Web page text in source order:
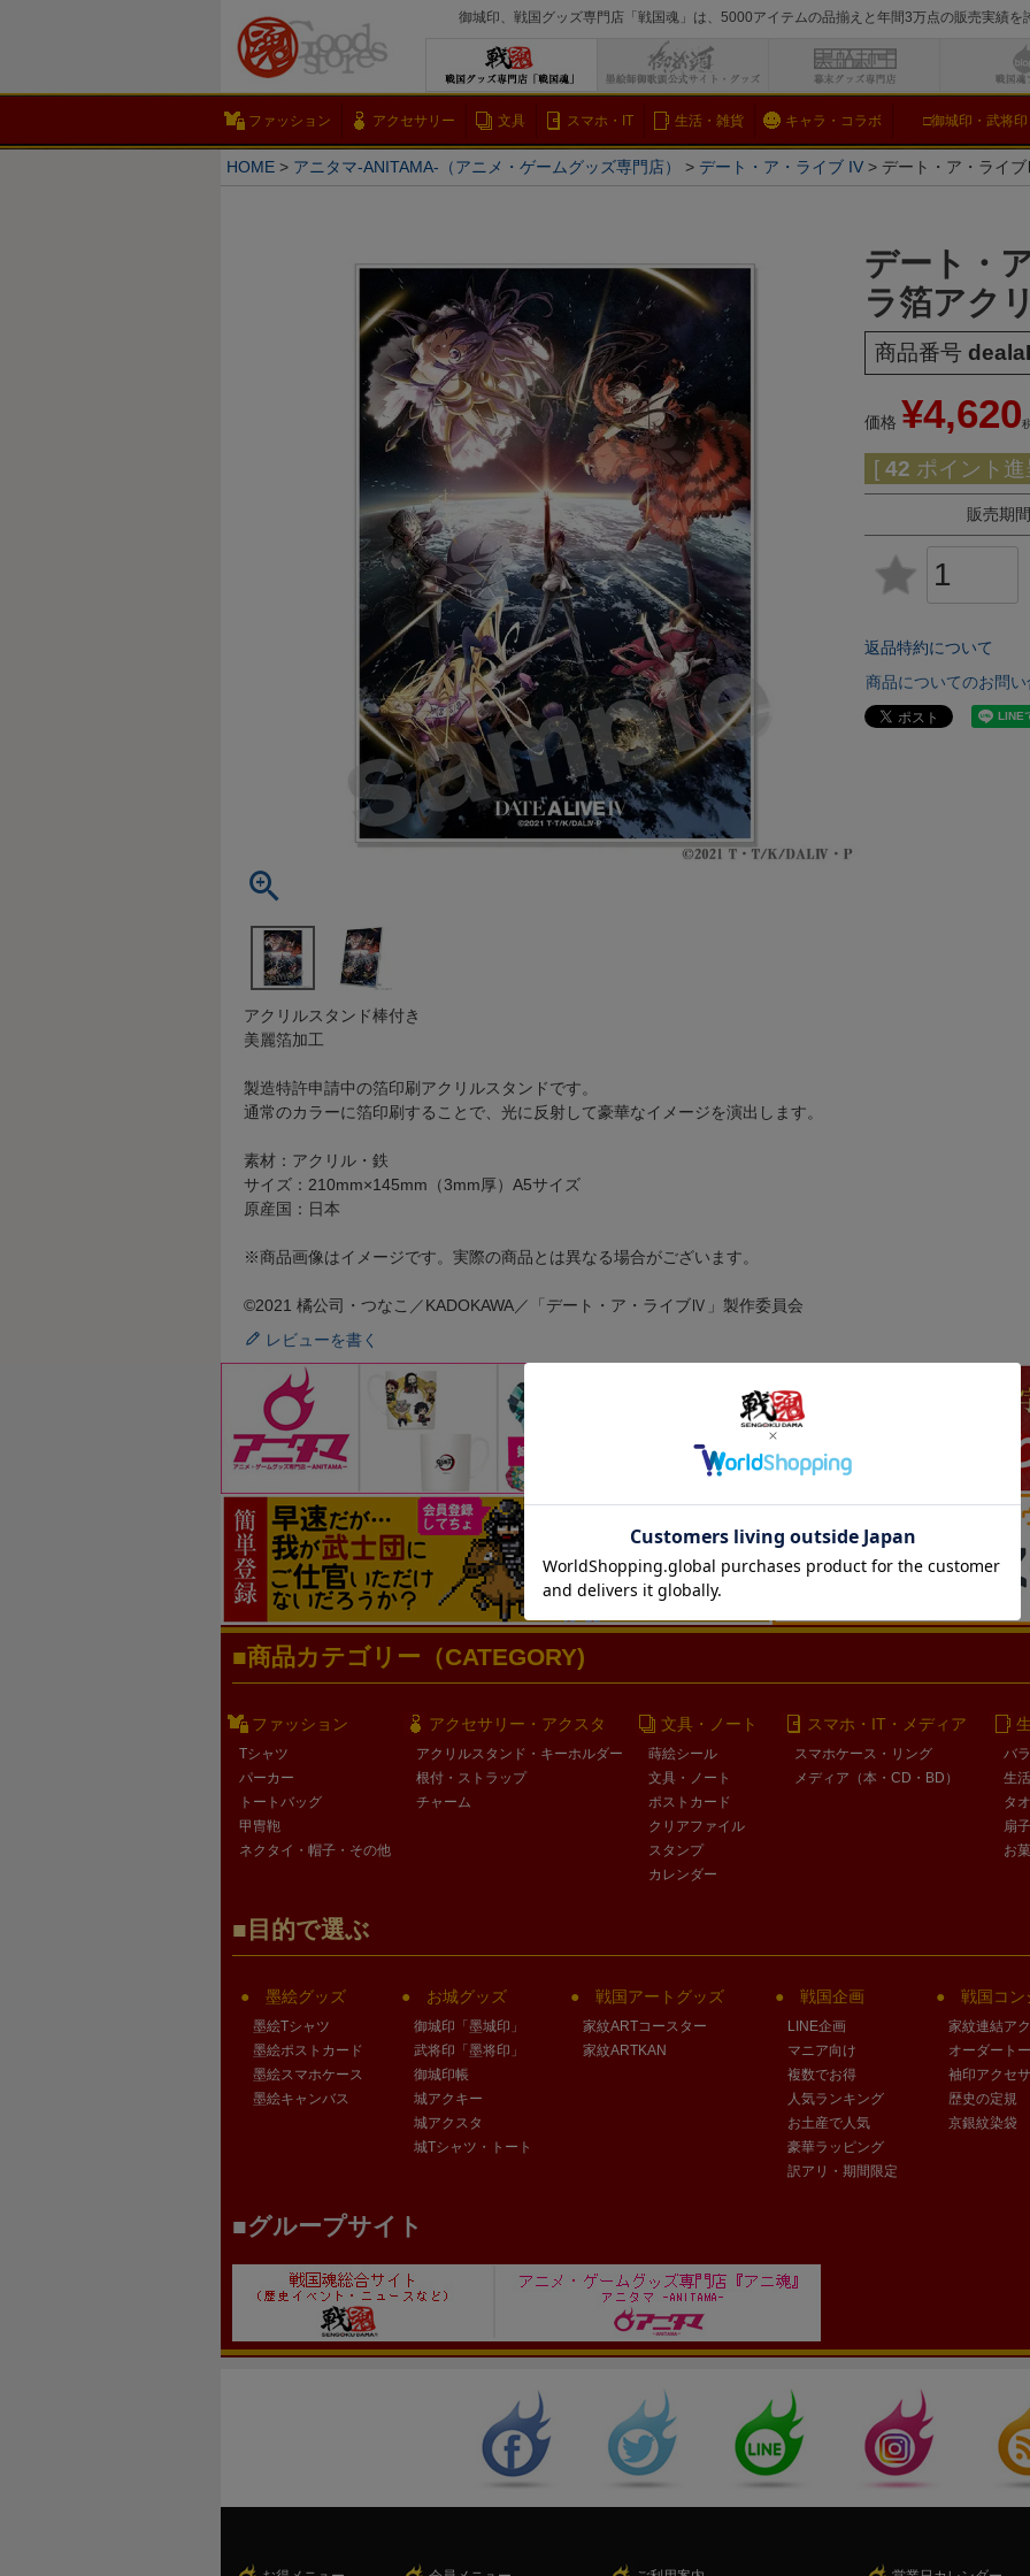
御城印、戦国グッズ専門店「戦国魂」は、5000アイテムの品揃えと年間3万点の販売実績
検索
ファッション アクセサリー 文具 スマホ・IT 生活・雑貨 キャラ・コラボ □御城印・武将印
HOME アニタマ-ANITAMA-（アニメ・ゲームグッズ専門店） デート・ア・ライブ IV デート・ア・ライ
アクリルスタンド棒付き
美麗箔加工
製造特許申請中の箔印刷アクリルスタンドです。
通常のカラーに箔印刷することで、光に反射して豪華なイメージを演出します。
素材：アクリル・鉄
サイズ：210mm×145mm（3mm厚）A5サイズ
原産国：日本
※商品画像はイメージです。実際の商品とは異なる場合がございます。
©2021 橘公司・つなこ／KADOKAWA／「デート・ア・ライブⅣ」製作委員会
デート・
ラ箔アク
商品番号
価格 ¥4,620
[ 42 ポイント進
販売期間
返品特約について
商品についてのお問
レビューを書く
商品カテゴリー（CATEGORY)
ファッション
Tシャツ
パーカー
トートバッグ
甲冑鞄
ネクタイ・帽子・その他
アクセサリー・アクスタ
アクリルスタンド・キーホルダー
根付・ストラップ
チャーム
文具・ノート
蒔絵シール
文具・ノート
ポストカード
クリアファイル
スタンプ
カレンダー
スマホ・IT・メディア
スマホケース・リング
メディア（本・CD・BD）
バ
生
タ
扇子
お
目的で選ぶ
墨絵グッズ
墨絵Tシャツ
墨絵ポストカード
墨絵スマホケース
墨絵キャンバス
お城グッズ
御城印「墨城印」
武将印「墨将印」
御城印帳
城アクキー
城アクスタ
城Tシャツ・トート
戦国アートグッズ
家紋ARTコースター
家紋ARTKAN
戦国企画
LINE企画
マニア向け
複数でお得
人気ランキング
お土産で人気
豪華ラッピング
訳アリ・期間限定
戦国コン
家紋連結ア
オーダート
袖印アクセ
歴史の定規
京銀紋染袋
グループサイト